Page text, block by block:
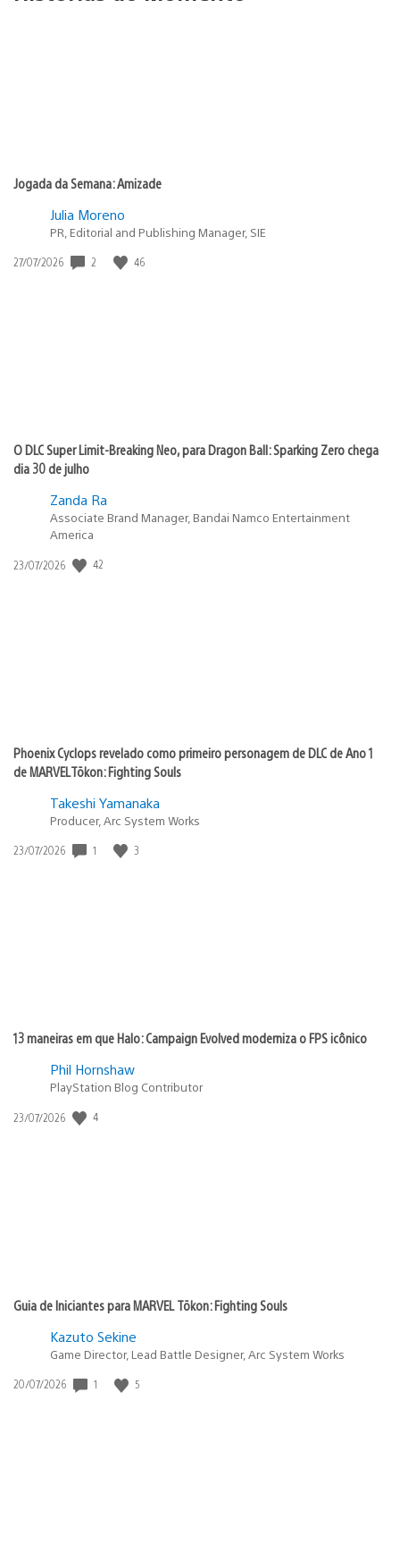
Jogada da Semana: Amizade
Julia Moreno
PR, Editorial and Publishing Manager, SIE
Data
27/07/2026 2 46
O DLC Super Limit-Breaking Neo, para Dragon Ball: Sparking Zero chega
dia 30 de julho
Zanda Ra
Associate Brand Manager, Bandai Namco Entertainment
America
Data
23/07/2026 42
Phoenix Cyclops revelado como primeiro personagem de DLC de Ano 1
de MARVEL Tōkon: Fighting Souls
Takeshi Yamanaka
Producer, Arc System Works
Data
23/07/2026 1 3
13 maneiras em que Halo: Campaign Evolved moderniza o FPS icônico
Phil Hornshaw
PlayStation Blog Contributor
Data
23/07/2026 4
Guia de Iniciantes para MARVEL Tōkon: Fighting Souls
Kazuto Sekine
Game Director, Lead Battle Designer, Arc System Works
Data
20/07/2026 1 5